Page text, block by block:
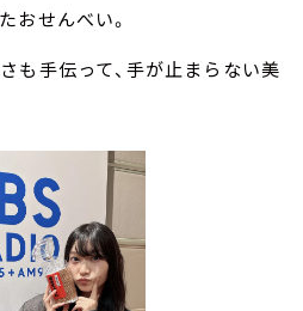
おせんべい。
も手伝って、手が止まらない美